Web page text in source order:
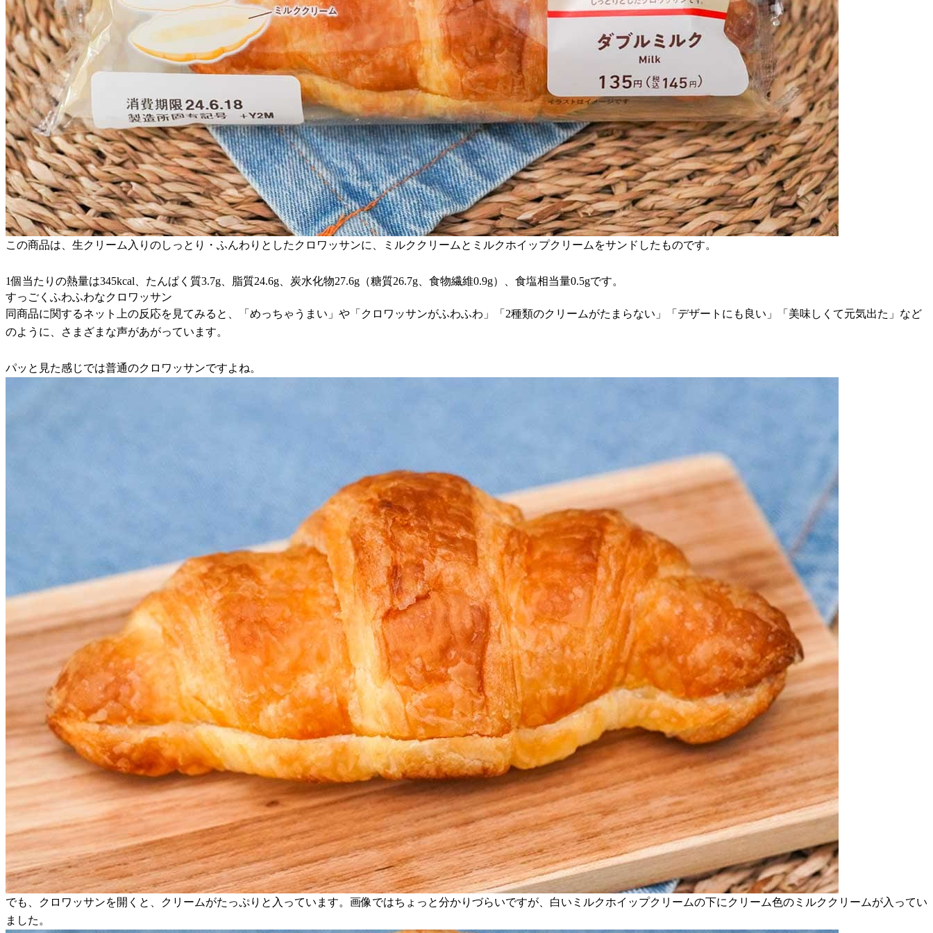
この商品は、生クリーム入りのしっとり・ふんわりとしたクロワッサンに、ミルククリームとミルクホイップクリームをサンドしたものです。
1個当たりの熱量は345kcal、たんぱく質3.7g、脂質24.6g、炭水化物27.6g（糖質26.7g、食物繊維0.9g）、食塩相当量0.5gです。
すっごくふわふわなクロワッサン
同商品に関するネット上の反応を見てみると、「めっちゃうまい」や「クロワッサンがふわふわ」「2種類のクリームがたまらない」「デザートにも良い」「美味しくて元気出た」など
のように、さまざまな声があがっています。
パッと見た感じでは普通のクロワッサンですよね。
でも、クロワッサンを開くと、クリームがたっぷりと入っています。画像ではちょっと分かりづらいですが、白いミルクホイップクリームの下にクリーム色のミルククリームが入ってい
ました。